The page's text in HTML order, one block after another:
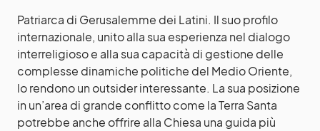
Patriarca di Gerusalemme dei Latini. Il suo profilo
internazionale, unito alla sua esperienza nel dialogo
interreligioso e alla sua capacità di gestione delle
complesse dinamiche politiche del Medio Oriente,
lo rendono un outsider interessante. La sua posizione
in un’area di grande conflitto come la Terra Santa
potrebbe anche offrire alla Chiesa una guida più